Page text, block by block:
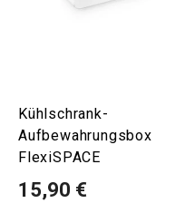
Kühlschrank-
Aufbewahrungsbox
FlexiSPACE
15,90 €